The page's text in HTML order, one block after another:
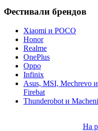
Фестивали брендов
Xiaomi и POCO
Honor
Realme
OnePlus
Oppo
Infinix
Asus, MSI, Mechrevo и
Firebat
Thunderobot и
На